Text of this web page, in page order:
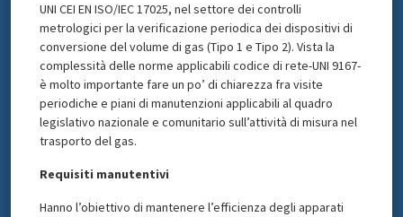
UNI CEI EN ISO/IEC 17025, nel settore dei controlli
metrologici per la verificazione periodica dei dispositivi di
conversione del volume di gas (Tipo 1 e Tipo 2). Vista la
complessità delle norme applicabili codice di rete-UNI 9167-
è molto importante fare un po’ di chiarezza fra visite
periodiche e piani di manutenzioni applicabili al quadro
legislativo nazionale e comunitario sull’attività di misura nel
trasporto del gas.
Requisiti manutentivi
Hanno l’obiettivo di mantenere l’efficienza degli apparati